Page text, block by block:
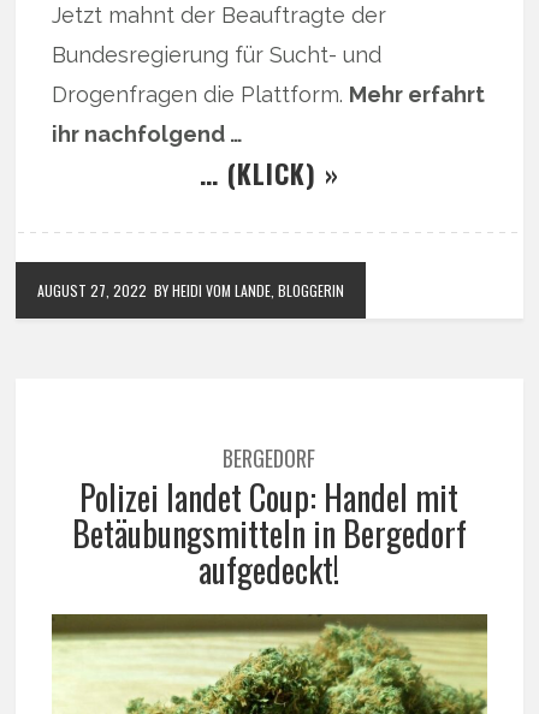
Jetzt mahnt der Beauftragte der
Bundesregierung für Sucht- und
Drogenfragen die Plattform. Mehr erfahrt
ihr nachfolgend …
… (KLICK) »
AUGUST 27, 2022 BY HEIDI VOM LANDE, BLOGGERIN
BERGEDORF
Polizei landet Coup: Handel mit
Betäubungsmitteln in Bergedorf
aufgedeckt!